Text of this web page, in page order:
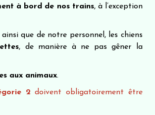
à bord de nos trains, à l’exception
que de notre personnel, les chiens
, de manière à ne pas gêner la
aux animaux.
2 doivent obligatoirement être